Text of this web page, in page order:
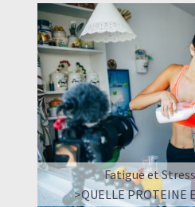
Fatigue et
>QUELLE PROTEINE